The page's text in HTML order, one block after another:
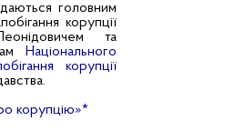
головним
корупції
та
Національного
корупції
корупцію»*